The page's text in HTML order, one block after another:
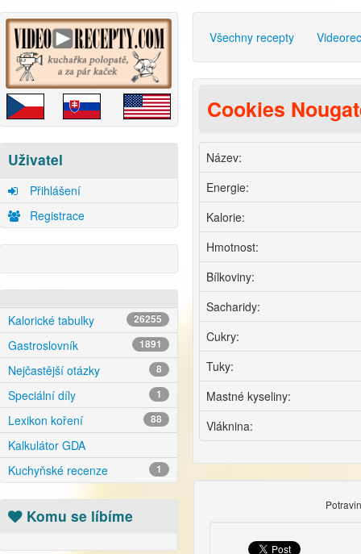
Uživatel
Přihlášení
Registrace
Kalorické tabulky 26255
Gastroslovník 1891
Nejčastější otázky 8
Speciální díly 1
Lexikon koření 88
Kalkulátor GDA
Kuchyňské recenze
1
Komu se líbíme
Všechny recepty
Cookies
Název:
Energie:
Kalorie:
Hmotnost:
Bílkoviny:
Sacharidy:
Cukry:
Tuky:
Mastné kyseliny:
Vláknina: